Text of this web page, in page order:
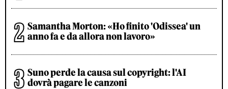
Samantha Morton: «Ho finito 'Odissea' un
anno fa e da allora non lavoro»
Suno perde la causa sul copyright: l'AI
dovrà pagare le canzoni